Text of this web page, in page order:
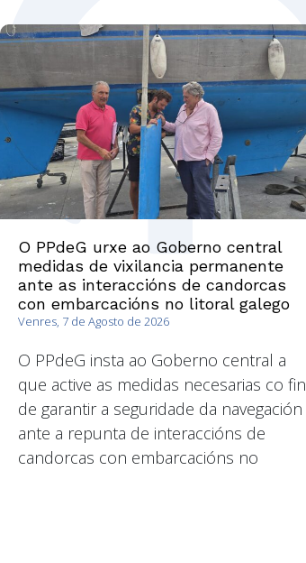
O PPdeG urxe ao Goberno central
medidas de vixilancia permanente
ante as interaccións de candorcas
con embarcacións no litoral galego
Venres, 7 de Agosto de 2026
O PPdeG insta ao Goberno central a
que active as medidas necesarias co fin
de garantir a seguridade da navegación
ante a repunta de interaccións de
candorcas con embarcacións no